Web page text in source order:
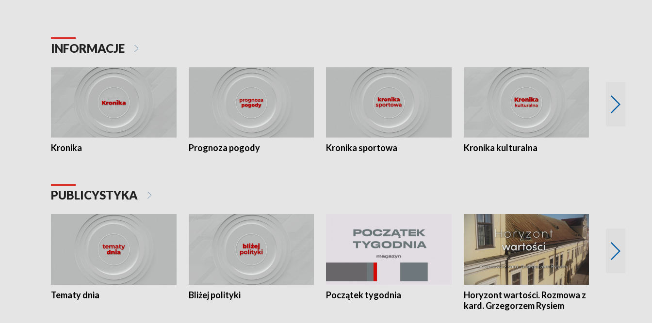
INFORMACJE
Kronika Prognoza pogody Kronika sportowa Kronika kulturalna
PUBLICYSTYKA
Tematy dnia Bliżej polityki Początek tygodnia
Horyzont wartości. Rozmowa z
kard. Grzegorzem Rysiem